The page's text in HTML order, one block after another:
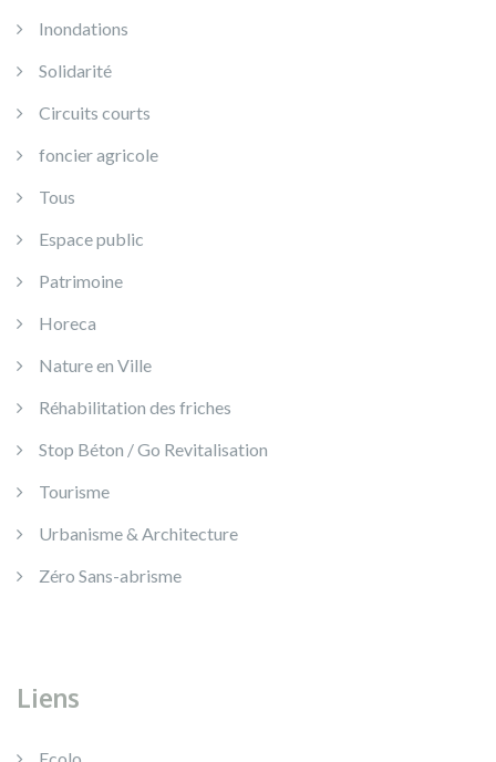
Inondations
Solidarité
Circuits courts
foncier agricole
Tous
Espace public
Patrimoine
Horeca
Nature en Ville
Réhabilitation des friches
Stop Béton / Go Revitalisation
Tourisme
Urbanisme & Architecture
Zéro Sans-abrisme
Liens